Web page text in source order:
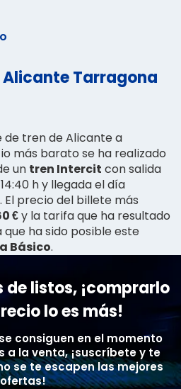
Alicante Tarragona
de tren de Alicante a
más barato se ha realizado
un tren Intercit con salida
h y llegada el día
El precio del billete más
€y la tarifa que ha resultado
ha sido posible este
Básico.
de listos, ¡comprarlo
lo es más!
consiguen en el momento
a la venta, ¡suscríbete y te
se te escapen las mejores
ofertas!